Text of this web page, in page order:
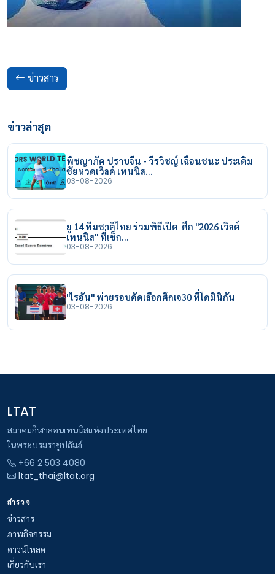
ข่าวสาร
ข่าวล่าสุด
พิชญาภัค ปราบจีน - วีรวิชญ์ เฉือนชนะ ประเดิม
ชัยหวดเวิลด์ เทนนิส…
03-08-2026
ยู 14 ทีมชาติไทย ร่วมพิธีเปิด ศึก "2026 เวิลด์
เทนนิส" ที่เช็ก…
03-08-2026
"ไรอัน" พ่ายรอบคัดเลือกศึกเจ30 ที่โดมินิกัน
03-08-2026
LTAT
สมาคมกีฬาลอนเทนนิสแห่งประเทศไทย
ในพระบรมราชูปถัมภ์
+66 2 503 4080
ltat_thai@ltat.org
สำรวจ
ข่าวสาร
ภาพกิจกรรม
ดาวน์โหลด
เกี่ยวกับเรา